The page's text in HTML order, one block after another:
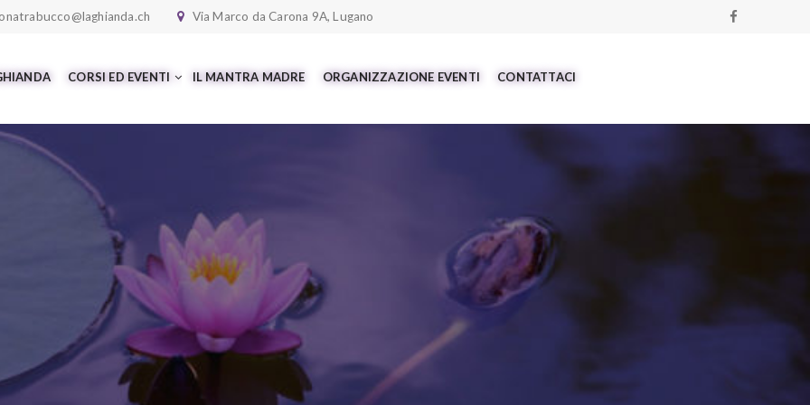
Via Marco da Carona 9A, Lugano
CORSI ED EVENTI IL MANTRA MADRE ORGANIZZAZIONE EVENTI CONTATTACI